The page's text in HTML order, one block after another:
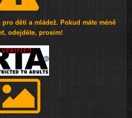
děti a mládež. Pokud máte méně
odejděte, prosím!